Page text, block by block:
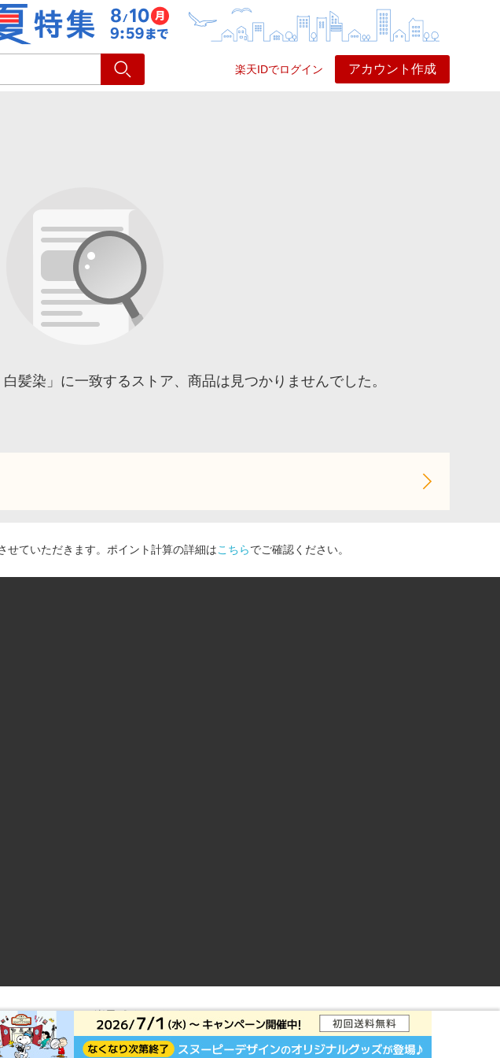
楽天IDでログイン アカウント作成
髪染」に一致するストア、商品は見つかりませんでした。
せていただきます。ポイント計算の詳細はこちらでご確認ください。
楽天ポイントサイト © Rakuten Group, Inc.